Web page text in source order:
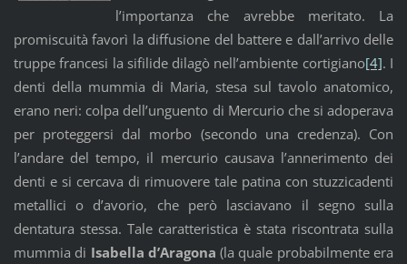
l’importanza che avrebbe meritato. La
promiscuità favorì la diffusione del battere e dall’arrivo delle
truppe francesi la sifilide dilagò nell’ambiente cortigiano[4]. I
denti della mummia di Maria, stesa sul tavolo anatomico,
erano neri: colpa dell’unguento di Mercurio che si adoperava
per proteggersi dal morbo (secondo una credenza). Con
l’andare del tempo, il mercurio causava l’annerimento dei
denti e si cercava di rimuovere tale patina con stuzzicadenti
metallici o d’avorio, che però lasciavano il segno sulla
dentatura stessa. Tale caratteristica è stata riscontrata sulla
mummia di Isabella d’Aragona (la quale probabilmente era